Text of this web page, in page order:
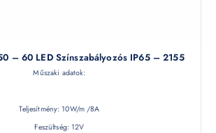
– 60 LED Színszabályozós IP65 – 2155
Műszaki adatok:
Teljesítmény: 10W/m /8A
Feszültség: 12V